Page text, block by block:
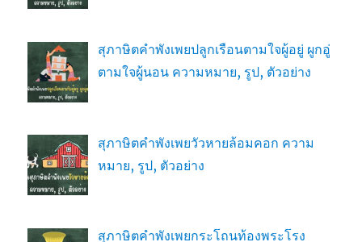
สุภาษิตคำพังเพยปลูกเรือนตามใจผู้อยู่ ผูกอู่
ตามใจผู้นอน ความหมาย, รูป, ตัวอย่าง
สุภาษิตคำพังเพยวัวหายล้อมคอก ความ
หมาย, รูป, ตัวอย่าง
สุภาษิตคำพังเพยกระโถนท้องพระโรง